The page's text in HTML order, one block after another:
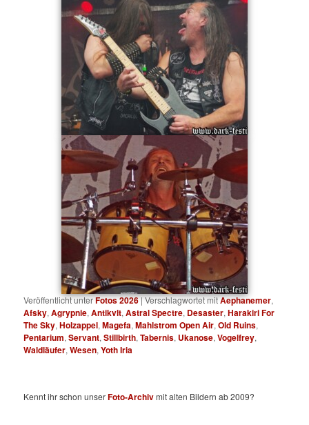
Veröffentlicht unterFotos 2026|Verschlagwortet mitAephanemer,
Afsky,Agrypnie,Antikvlt,Astral Spectre, Desaster,Harakiri For
The Sky,Holzappel,Magefa,Mahlstrom Open Air,Old Ruins,
Pentarium,Servant,Stillbirth,Tabernis, Ukanose,Vogelfrey,
Waldläufer,Wesen,Yoth Iria
Kennt ihr schon unserFoto-Archivmit alten Bildern ab 2009?